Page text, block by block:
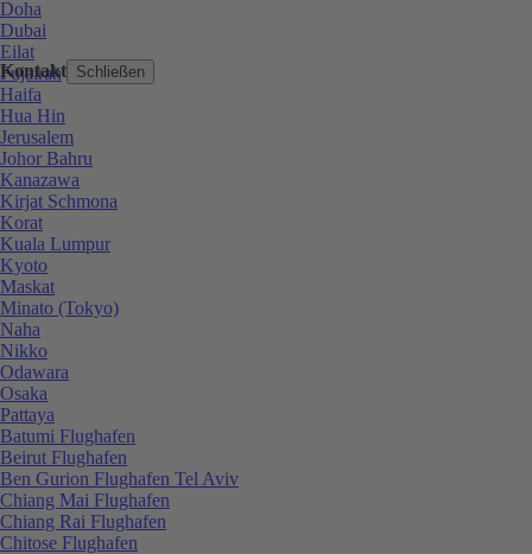
Kontakt Schließen
Doha
Dubai
Eilat
Fujairah
Haifa
Hua Hin
Jerusalem
Johor Bahru
Kanazawa
Kirjat Schmona
Korat
Kuala Lumpur
Kyoto
Maskat
Minato (Tokyo)
Naha
Nikko
Odawara
Osaka
Pattaya
Batumi Flughafen
Beirut Flughafen
Ben Gurion Flughafen Tel Aviv
Chiang Mai Flughafen
Chiang Rai Flughafen
Chitose Flughafen